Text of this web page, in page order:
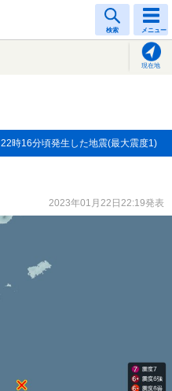
検索 メニュー
現在地
22時16分頃発生した地震(最大震度1)
2023年01月22日22:19発表